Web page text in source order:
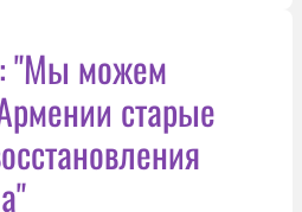
"Мы можем
старые